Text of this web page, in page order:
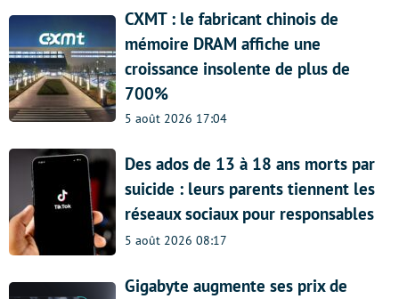
CXMT : le fabricant chinois de
mémoire DRAM affiche une
croissance insolente de plus de
700%
5 août 2026 17:04
Des ados de 13 à 18 ans morts par
suicide : leurs parents tiennent les
réseaux sociaux pour responsables
5 août 2026 08:17
Gigabyte augmente ses prix de